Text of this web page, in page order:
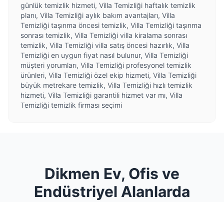
günlük temizlik hizmeti, Villa Temizliği haftalık temizlik
planı, Villa Temizliği aylık bakım avantajları, Villa
Temizliği taşınma öncesi temizlik, Villa Temizliği taşınma
sonrası temizlik, Villa Temizliği villa kiralama sonrası
temizlik, Villa Temizliği villa satış öncesi hazırlık, Villa
Temizliği en uygun fiyat nasıl bulunur, Villa Temizliği
müşteri yorumları, Villa Temizliği profesyonel temizlik
ürünleri, Villa Temizliği özel ekip hizmeti, Villa Temizliği
büyük metrekare temizlik, Villa Temizliği hızlı temizlik
hizmeti, Villa Temizliği garantili hizmet var mı, Villa
Temizliği temizlik firması seçimi
Dikmen Ev, Ofis ve
Endüstriyel Alanlarda